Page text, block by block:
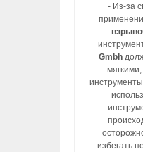
- Из-за
Gmbh
избегать